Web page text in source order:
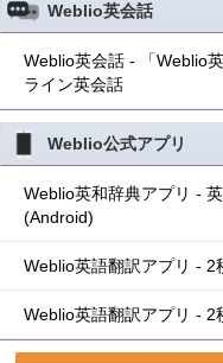
Weblio英会話
Weblio英会話 - 「Weblio
ライン英会話
Weblio公式アプリ
Weblio英和辞典アプリ -
(Android)
Weblio英語翻訳アプリ - 2
Weblio英語翻訳アプリ - 2